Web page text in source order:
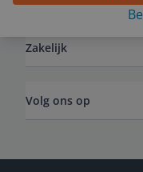
Zakelijk
Volg ons op